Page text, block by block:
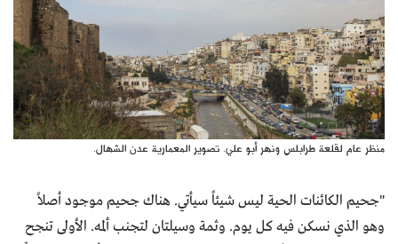
منظر عام لقلعة طرابلس ونهر أبو علي. تصوير المعمارية عدن الشهال.
"جحيم الكائنات الحية ليس شيئاً سيأتي. هناك جحيم موجود أصلاً
وهو الذي نسكن فيه كل يوم. وثمة وسيلتان لتجنب ألمه. الأولى تنجح